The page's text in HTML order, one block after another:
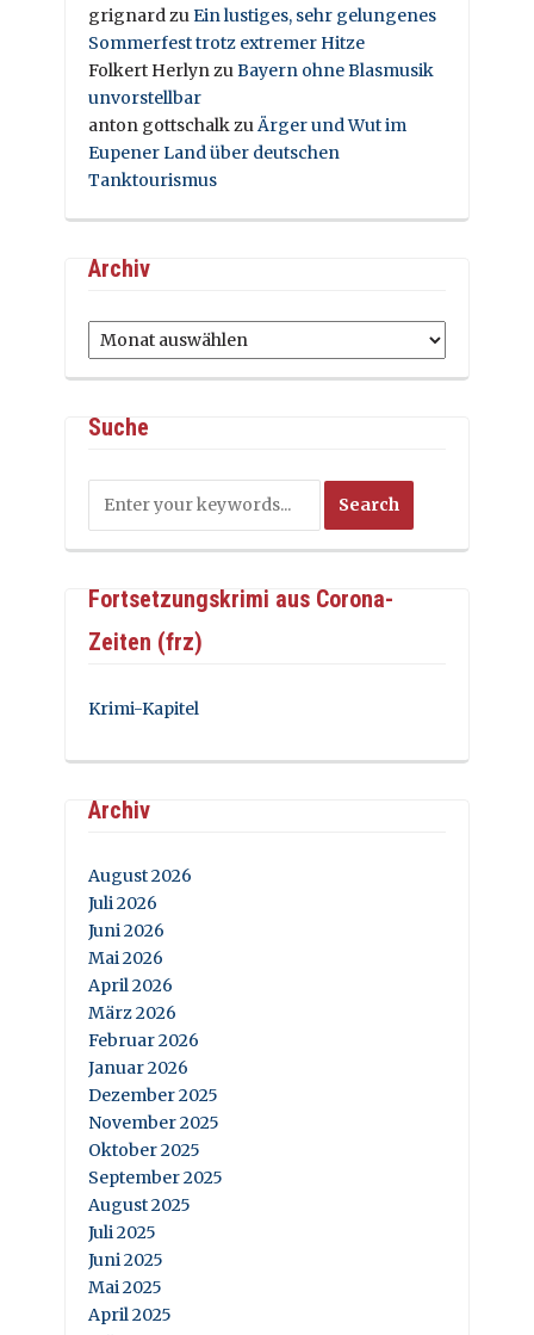
grignardzuEin lustiges, sehr gelungenes
Sommerfest trotz extremer Hitze
Folkert HerlynzuBayern ohne Blasmusik
unvorstellbar
anton gottschalkzuÄrger und Wut im
Eupener Land über deutschen
Tanktourismus
Archiv
Archiv
Suche
Fortsetzungskrimi aus Corona-
Zeiten (frz)
Krimi-Kapitel
Archiv
August 2026
Juli 2026
Juni 2026
Mai 2026
April 2026
März 2026
Februar 2026
Januar 2026
Dezember 2025
November 2025
Oktober 2025
September 2025
August 2025
Juli 2025
Juni 2025
Mai 2025
April 2025